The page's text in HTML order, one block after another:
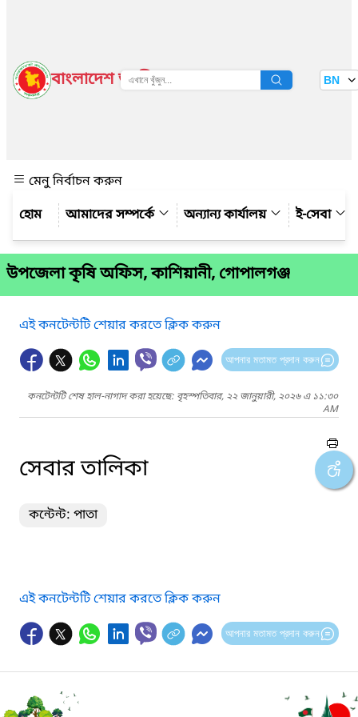
বাংলাদেশ জাতীয় তথ্য বাতায়ন BN
মেনু নির্বাচন করুন
আমাদের সম্পর্কে
অন্যান্য কার্যালয় ই-সেবা
উপজেলা কৃষি অফিস, কাশিয়ানী, গোপালগঞ্জ
এই কনটেন্টটি শেয়ার করতে ক্লিক করুন
আপনার মতামত প্রদান করুন
কনটেন্টটি শেষ হাল-নাগাদ করা হয়েছে: বৃহস্পতিবার, ২২ জানুয়ারী, ২০২৬ এ ১১:৩০
AM
সেবার তালিকা
কন্টেন্ট: পাতা
এই কনটেন্টটি শেয়ার করতে ক্লিক করুন
আপনার মতামত প্রদান করুন